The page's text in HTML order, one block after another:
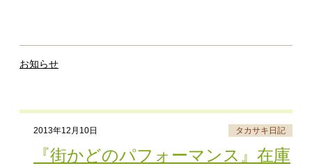
お知らせ
2013年12月10日 タカサキ日記
『街かどのパフォーマンス』在庫